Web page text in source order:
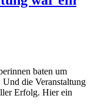
baten um
die Veranstaltung
Erfolg. Hier ein